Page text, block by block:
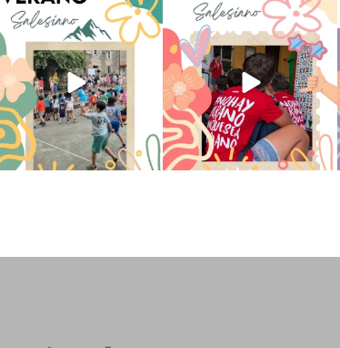
La diversión y la alegría también
se han sentido
93 0
No hay verano sin que sea
Salesiano ❤️💫 en Luz 4...
194 0